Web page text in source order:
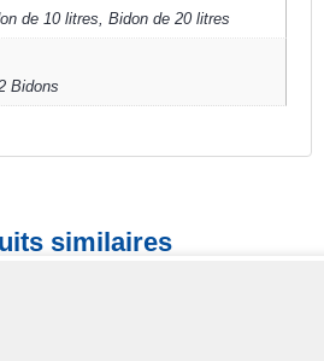
de 10 litres, Bidon de 20 litres
Bidons
similaires